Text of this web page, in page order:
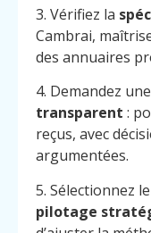
3. Vérifiez la
Cambrai,
des annuaires
4. Demandez une
transparent :
reçus, avec
argumentées.
5. Sélectionnez
pilotage